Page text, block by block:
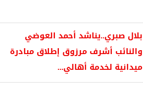
بلال صبري..يناشد أحمد العوضي
والنائب أشرف مرزوق إطلاق مبادرة
ميدانية لخدمة أهالي...